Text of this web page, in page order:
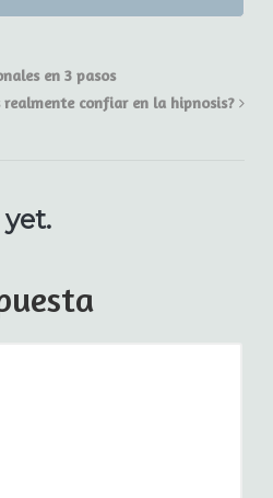
en 3 pasos
realmente confiar en la hipnosis?